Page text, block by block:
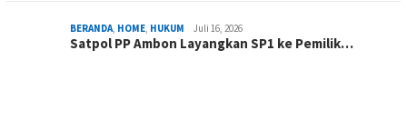
BERANDA, HOME, HUKUM Juli 16, 2026
Satpol PP Ambon Layangkan SP1 ke Pemilik…